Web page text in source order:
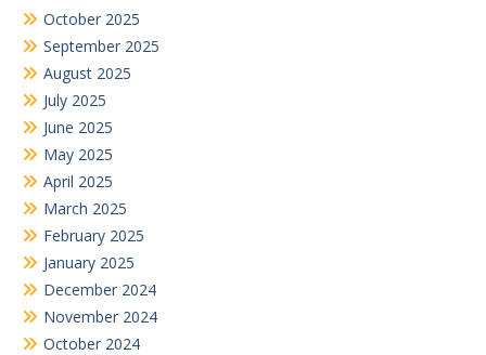
October 2025
September 2025
August 2025
July 2025
June 2025
May 2025
April 2025
March 2025
February 2025
January 2025
December 2024
November 2024
October 2024